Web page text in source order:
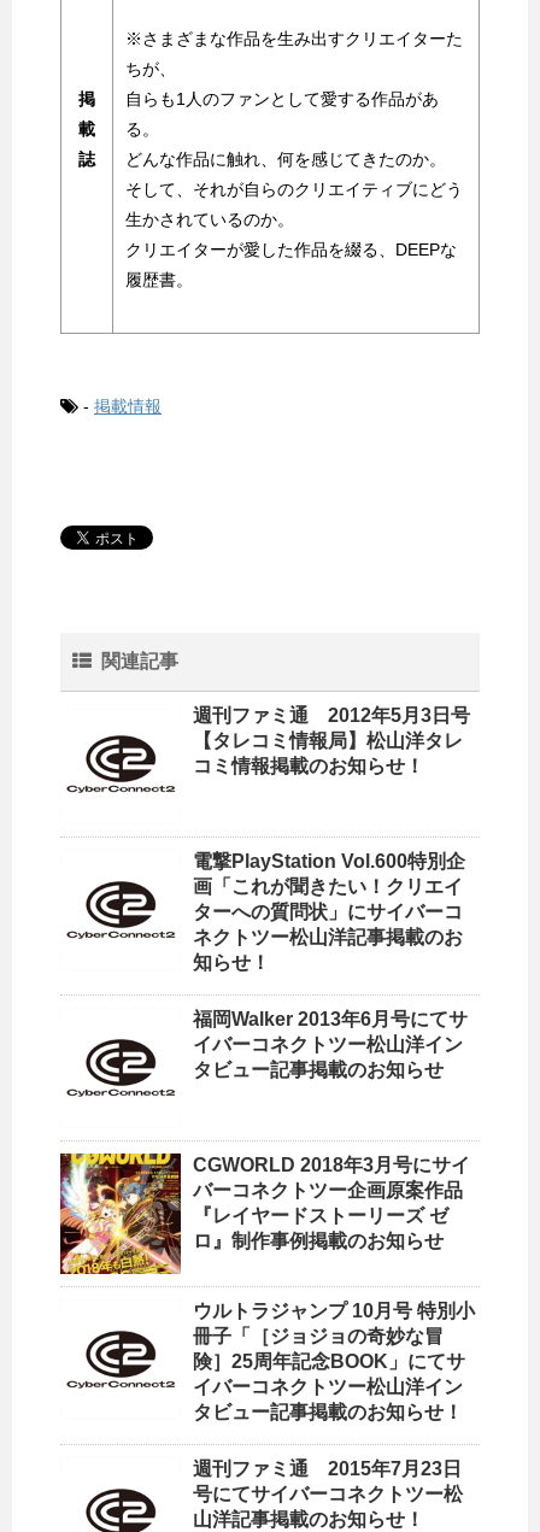
掲
載
誌
※さまざまな作品を生み出すクリエイターた
ちが、
自らも1人のファンとして愛する作品があ
る。
どんな作品に触れ、何を感じてきたのか。
そして、それが自らのクリエイティブにどう
生かされているのか。
クリエイターが愛した作品を綴る、DEEPな
履歴書。
- 掲載情報
関連記事
週刊ファミ通 2012年5月3日号
【タレコミ情報局】松山洋タレ
コミ情報掲載のお知らせ！
電撃PlayStation Vol.600特別企
画「これが聞きたい！クリエイ
ターへの質問状」にサイバーコ
ネクトツー松山洋記事掲載のお
知らせ！
福岡Walker 2013年6月号にてサ
イバーコネクトツー松山洋イン
タビュー記事掲載のお知らせ
CGWORLD 2018年3月号にサイ
バーコネクトツー企画原案作品
『レイヤードストーリーズ ゼ
ロ』制作事例掲載のお知らせ
ウルトラジャンプ 10月号 特別小
冊子「［ジョジョの奇妙な冒
険］25周年記念BOOK」にてサ
イバーコネクトツー松山洋イン
タビュー記事掲載のお知らせ！
週刊ファミ通 2015年7月23日
号にてサイバーコネクトツー松
山洋記事掲載のお知らせ！